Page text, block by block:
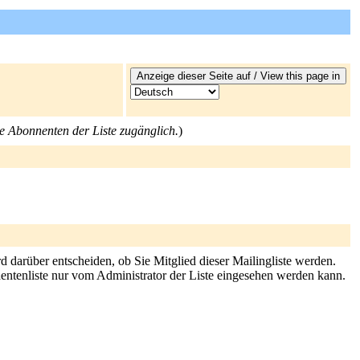
Abonnenten der Liste zugänglich.)
darüber entscheiden, ob Sie Mitglied dieser Mailingliste werden.
nur vom Administrator der Liste eingesehen werden kann.